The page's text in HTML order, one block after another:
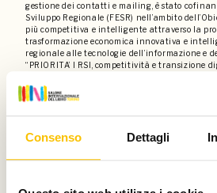
Consenso Dettagli
gestione dei contatti e mailing, è stato
Sviluppo Regionale (FESR) nell’ambito
più competitiva e intelligente attraverso la
trasformazione economica innovativa e
regionale alle tecnologie dell’informazione e
“PRIORITA’ I RSI, competitività e transizione
Contatti
Un progetto di